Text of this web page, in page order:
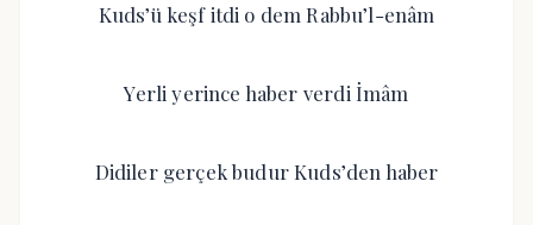
Kuds’ü keşf itdi o dem Rabbu’l-enâm
Yerli yerince haber verdi İmâm
Didiler gerçek budur Kuds’den haber